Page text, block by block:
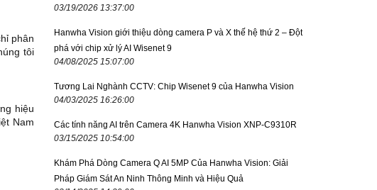
phân
tôi
hiệu
Nam
03/19/2026 13:37:00
Hanwha Vision giới thiệu dòng camera P và X thế hệ thứ 2 – Đột
phá với chip xử lý AI Wisenet 9
04/08/2025 15:07:00
Tương Lai Nghành CCTV: Chip Wisenet 9 của Hanwha Vision
04/03/2025 16:26:00
Các tính năng AI trên Camera 4K Hanwha Vision XNP-C9310R
03/15/2025 10:54:00
Khám Phá Dòng Camera Q AI 5MP Của Hanwha Vision: Giải
Pháp Giám Sát An Ninh Thông Minh và Hiệu Quả